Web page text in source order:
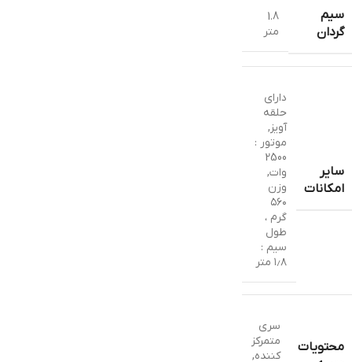
سیم
گردان
1.8
متر
سایر
امکانات
دارای
حلقه
آویز,
موتور :
2500
وات,
وزن
۵۶۰
گرم ،
طول
سیم :
۱٫۸ متر
محتویات
سری
متمرکز
کننده,